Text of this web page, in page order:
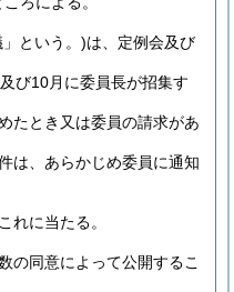
という。)は、定例会及び
び10月に委員長が招集す
たとき又は委員の請求があ
は、あらかじめ委員に通知
れに当たる。
の同意によって公開するこ